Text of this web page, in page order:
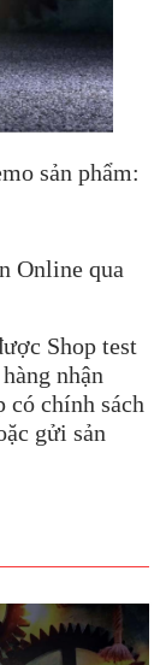
sản phẩm:
Online qua
Shop test
nhận
có chính sách
gửi sản